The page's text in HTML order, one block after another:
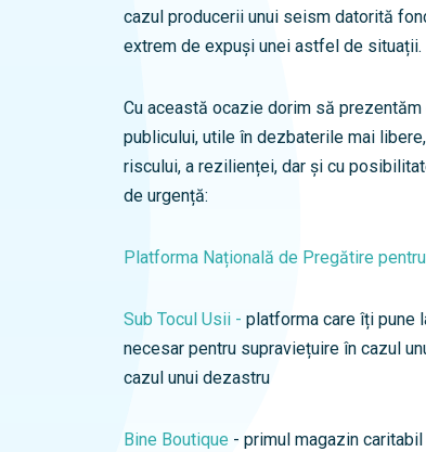
cazul producerii unui seism datorită
extrem de expuși unei astfel de situații.
Cu această ocazie dorim să
publicului, utile în dezbaterile mai
riscului, a rezilienței, dar și cu
de urgență:
Platforma Națională de Pregătire
Sub Tocul Usii - platforma care îți pune
necesar pentru supraviețuire în cazul
cazul unui dezastru
Bine Boutique - primul magazin